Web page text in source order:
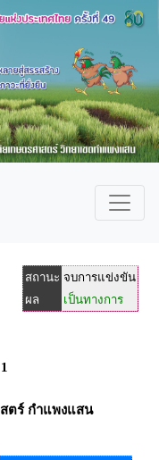
สถานะ จบการแข่งขัน
ผล
เป็นทางการ
ตร์ กำแพงแสน